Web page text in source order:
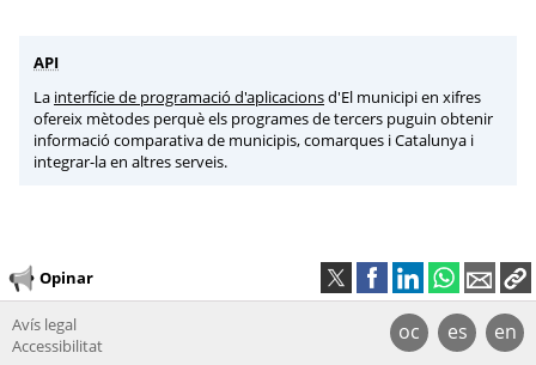
API
La interfície de programació d'aplicacionsd'El municipi en xifres
ofereix mètodes perquè els programes de tercers puguin obtenir
informació comparativa de municipis, comarques i Catalunya i
integrar-la en altres serveis.
Opinar
oc es en
Avís legal
Accessibilitat